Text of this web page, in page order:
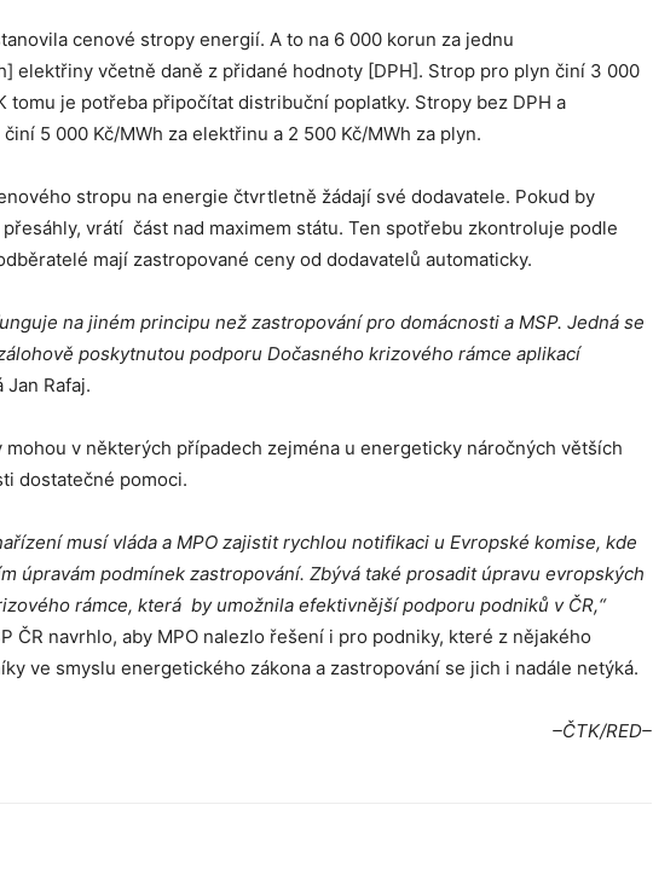
cenové stropy energií. A to na 6 000 korun za jednu
elektřiny včetně daně z přidané hodnoty [DPH]. Strop pro plyn činí 3 000
tomu je potřeba připočítat distribuční poplatky. Stropy bez DPH a
5 000 Kč/MWh za elektřinu a 2 500 Kč/MWh za plyn.
stropu na energie čtvrtletně žádají své dodavatele. Pokud by
vrátí část nad maximem státu. Ten spotřebu zkontroluje podle
mají zastropované ceny od dodavatelů automaticky.
na jiném principu než zastropování pro domácnosti a MSP. Jedná se
poskytnutou podporu Dočasného krizového rámce aplikací
Rafaj.
mohou v některých případech zejména u energeticky náročných větších
dostatečné pomoci.
musí vláda a MPO zajistit rychlou notifikaci u Evropské komise, kde
úpravám podmínek zastropování. Zbývá také prosadit úpravu evropských
rámce, která by umožnila efektivnější podporu podniků v ČR,“
ČR navrhlo, aby MPO nalezlo řešení i pro podniky, které z nějakého
ve smyslu energetického zákona a zastropování se jich i nadále netýká.
–ČTK/RED–